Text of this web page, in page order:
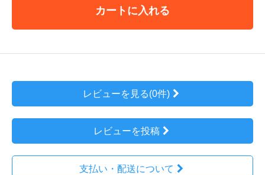
カートに入れる
レビューを見る(0件)
レビューを投稿
支払い・配送について